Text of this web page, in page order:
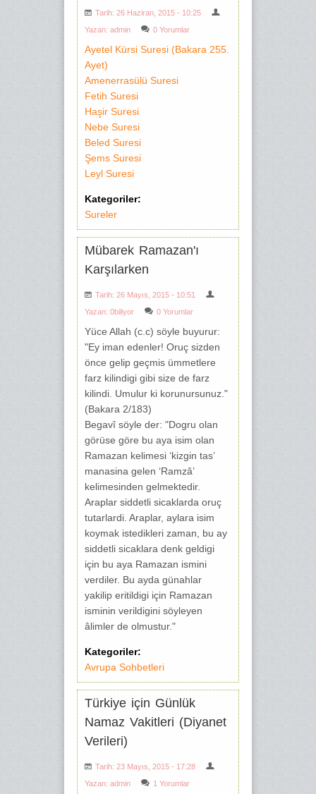
Tarih: 26 Haziran, 2015 - 10:25
Yazan: admin 0 Yorumlar
Ayetel Kürsi Suresi (Bakara 255.
Ayet)
Amenerrasülü Suresi
Fetih Suresi
Haşir Suresi
Nebe Suresi
Beled Suresi
Şems Suresi
Leyl Suresi
Kategoriler:
Sureler
Mübarek Ramazan'ı
Karşılarken
Tarih: 26 Mayıs, 2015 - 10:51
Yazan: 0biliyor 0 Yorumlar
Yüce Allah (c.c) söyle buyurur:
"Ey iman edenler! Oruç sizden
önce gelip geçmis ümmetlere
farz kilindigi gibi size de farz
kilindi. Umulur ki korunursunuz."
(Bakara 2/183)
Begavî söyle der: "Dogru olan
görüse göre bu aya isim olan
Ramazan kelimesi ‘kizgin tas’
manasina gelen ‘Ramzâ’
kelimesinden gelmektedir.
Araplar siddetli sicaklarda oruç
tutarlardi. Araplar, aylara isim
koymak istedikleri zaman, bu ay
siddetli sicaklara denk geldigi
için bu aya Ramazan ismini
verdiler. Bu ayda günahlar
yakilip eritildigi için Ramazan
isminin verildigini söyleyen
âlimler de olmustur."
Kategoriler:
Avrupa Sohbetleri
Türkiye için Günlük
Namaz Vakitleri (Diyanet
Verileri)
Tarih: 23 Mayıs, 2015 - 17:28
Yazan: admin 1 Yorumlar